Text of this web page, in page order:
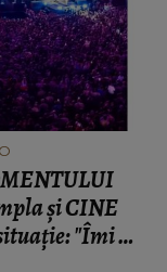
și CINE
"Îmi e